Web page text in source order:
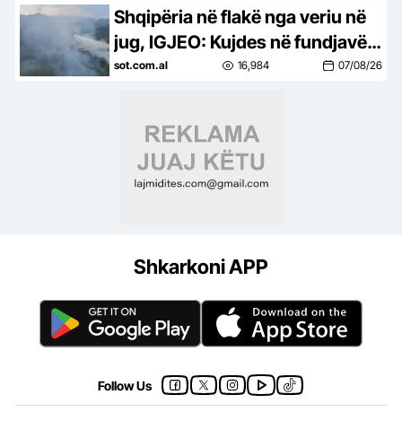
Shqipëria në flakë nga veriu në
jug, IGJEO: Kujdes në fundjavë,
rrezik i lartë për zjarre në 8
sot.com.al 16,984 07/08/26
Shkarkoni APP
Follow Us